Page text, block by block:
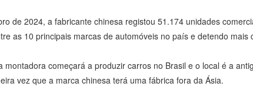
de 2024, a fabricante chinesa registou 51.174 unidades
as 10 principais marcas de automóveis no país e detendo
montadora começará a produzir carros no Brasil e o local é a
vez que a marca chinesa terá uma fábrica fora da Ásia.